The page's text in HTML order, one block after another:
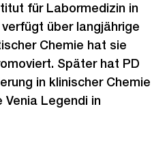
für Labormedizin in
über langjährige
Chemie hat sie
Später hat PD
in klinischer Chemie
Venia Legendi in